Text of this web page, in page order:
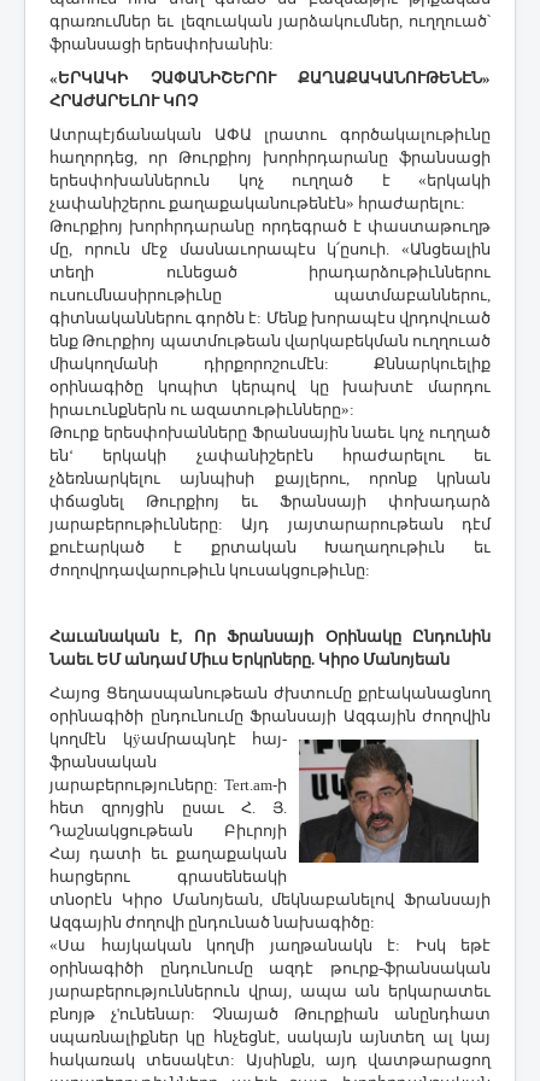
գրառումներ եւ լեզուական յարձակումներ, ուղղուած՝
ֆրանսացի երեսփոխանին:
«ԵՐԿԱԿԻ ՉԱՓԱՆԻՇԵՐՈՒ ՔԱՂԱՔԱԿԱՆՈՒԹԵՆԷՆ»
ՀՐԱԺԱՐԵԼՈՒ ԿՈՉ
Ատրպէյճանական ԱՓԱ լրատու գործակալութիւնը
հաղորդեց, որ Թուրքիոյ խորհրդարանը ֆրանսացի
երեսփոխաններուն կոչ ուղղած է «երկակի
չափանիշերու քաղաքականութենէն» հրաժարելու:
Թուրքիոյ խորհրդարանը որդեգրած է փաստաթուղթ
մը, որուն մէջ մասնաւորապէս կ՛ըսուի. «Անցեալին
տեղի ունեցած իրադարձութիւններու
ուսումնասիրութիւնը պատմաբաններու,
գիտնականներու գործն է: Մենք խորապէս վրդովուած
ենք Թուրքիոյ պատմութեան վարկաբեկման ուղղուած
միակողմանի դիրքորոշումէն: Քննարկուելիք
օրինագիծը կոպիտ կերպով կը խախտէ մարդու
իրաւունքներն ու ազատութիւնները»:
Թուրք երեսփոխանները Ֆրանսային նաեւ կոչ ուղղած
են‘ երկակի չափանիշերէն հրաժարելու եւ
չձեռնարկելու այնպիսի քայլերու, որոնք կրնան
փճացնել Թուրքիոյ եւ Ֆրանսայի փոխադարձ
յարաբերութիւնները: Այդ յայտարարութեան դէմ
քուէարկած է քրտական Խաղաղութիւն եւ
ժողովրդավարութիւն կուսակցութիւնը:
Հաւանական է, Որ Ֆրանսայի Օրինակը Ընդունին
Նաեւ ԵՄ անդամ Միւս Երկրները. Կիրօ Մանոյեան
Հայոց Ցեղասպանութեան ժխտումը քրէականացնող
օրինագիծի ընդունումը Ֆրանսայի Ազգային ժողովին
կողմէն կÿամրապնդէ հայ-
ֆրանսական
յարաբերություները: Tert.am-ի
հետ զրոյցին ըսաւ Հ. Յ.
Դաշնակցութեան Բիւրոյի
Հայ դատի եւ քաղաքական
հարցերու գրասենեակի
տնօրէն Կիրօ Մանոյեան, մեկնաբանելով Ֆրանսայի
Ազգային ժողովի ընդունած նախագիծը:
«Սա հայկական կողմի յաղթանակն է: Իսկ եթէ
օրինագիծի ընդունումը ազդէ թուրք-ֆրանսական
յարաբերություններուն վրայ, ապա ան երկարատեւ
բնոյթ չ'ունենար: Չնայած Թուրքիան անընդհատ
սպառնալիքներ կը հնչեցնէ, սակայն այնտեղ ալ կայ
հակառակ տեսակէտ: Այսինքն, այդ վատթարացող